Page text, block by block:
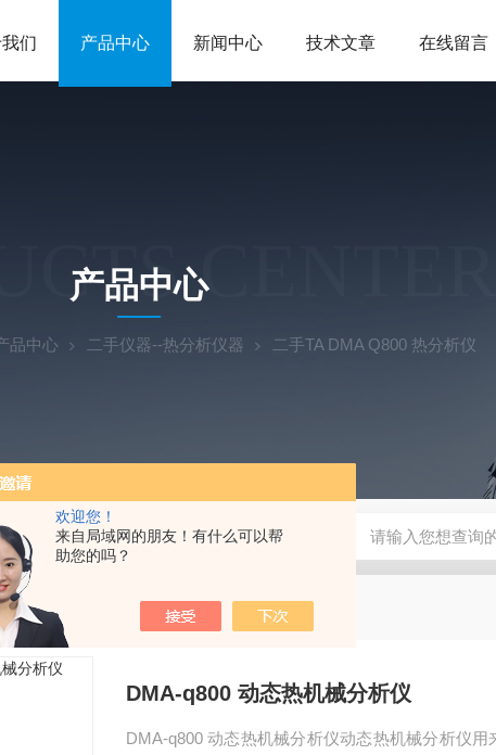
欢迎您！
来自局域网的朋友！有什么可以帮
助您的吗？
们 产品中心 新闻中心 技术文章 在线留言
CENTER
产品中心
品中心 二手仪器--热分析仪器 二手TA DMA Q800 热分析仪
射仪 岛津进口紫外分光光度计 蔡司MERLIN系列场发射扫描
DMA-q800 动态热机械分析仪
DMA-q800 动态热机械分析仪动态热机械分析仪